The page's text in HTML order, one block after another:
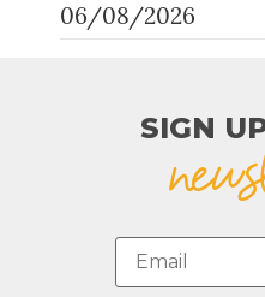
06/08/2026
SIGN